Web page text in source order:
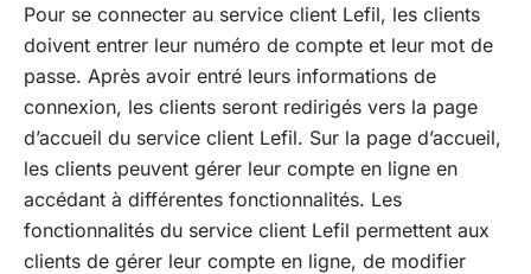
Pour se connecter au service client Lefil, les clients
doivent entrer leur numéro de compte et leur mot de
passe. Après avoir entré leurs informations de
connexion, les clients seront redirigés vers la page
d’accueil du service client Lefil. Sur la page d’accueil,
les clients peuvent gérer leur compte en ligne en
accédant à différentes fonctionnalités. Les
fonctionnalités du service client Lefil permettent aux
clients de gérer leur compte en ligne, de modifier